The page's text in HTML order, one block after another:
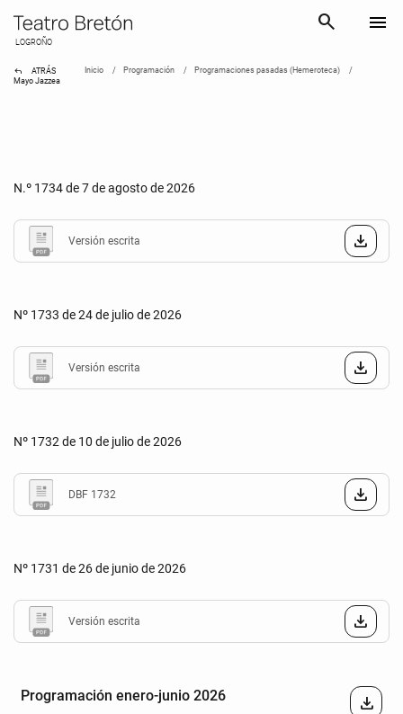
LOGROÑO
search menu
reply ATRÁS Inicio Programación
Programaciones pasadas (Hemeroteca)
Mayo Jazzea
N.º 1734 de 7 de agosto de 2026
Versión escrita
Nº 1733 de 24 de julio de 2026
Versión escrita
Nº 1732 de 10 de julio de 2026
DBF 1732
Nº 1731 de 26 de junio de 2026
Versión escrita
Programación enero-junio 2026 download